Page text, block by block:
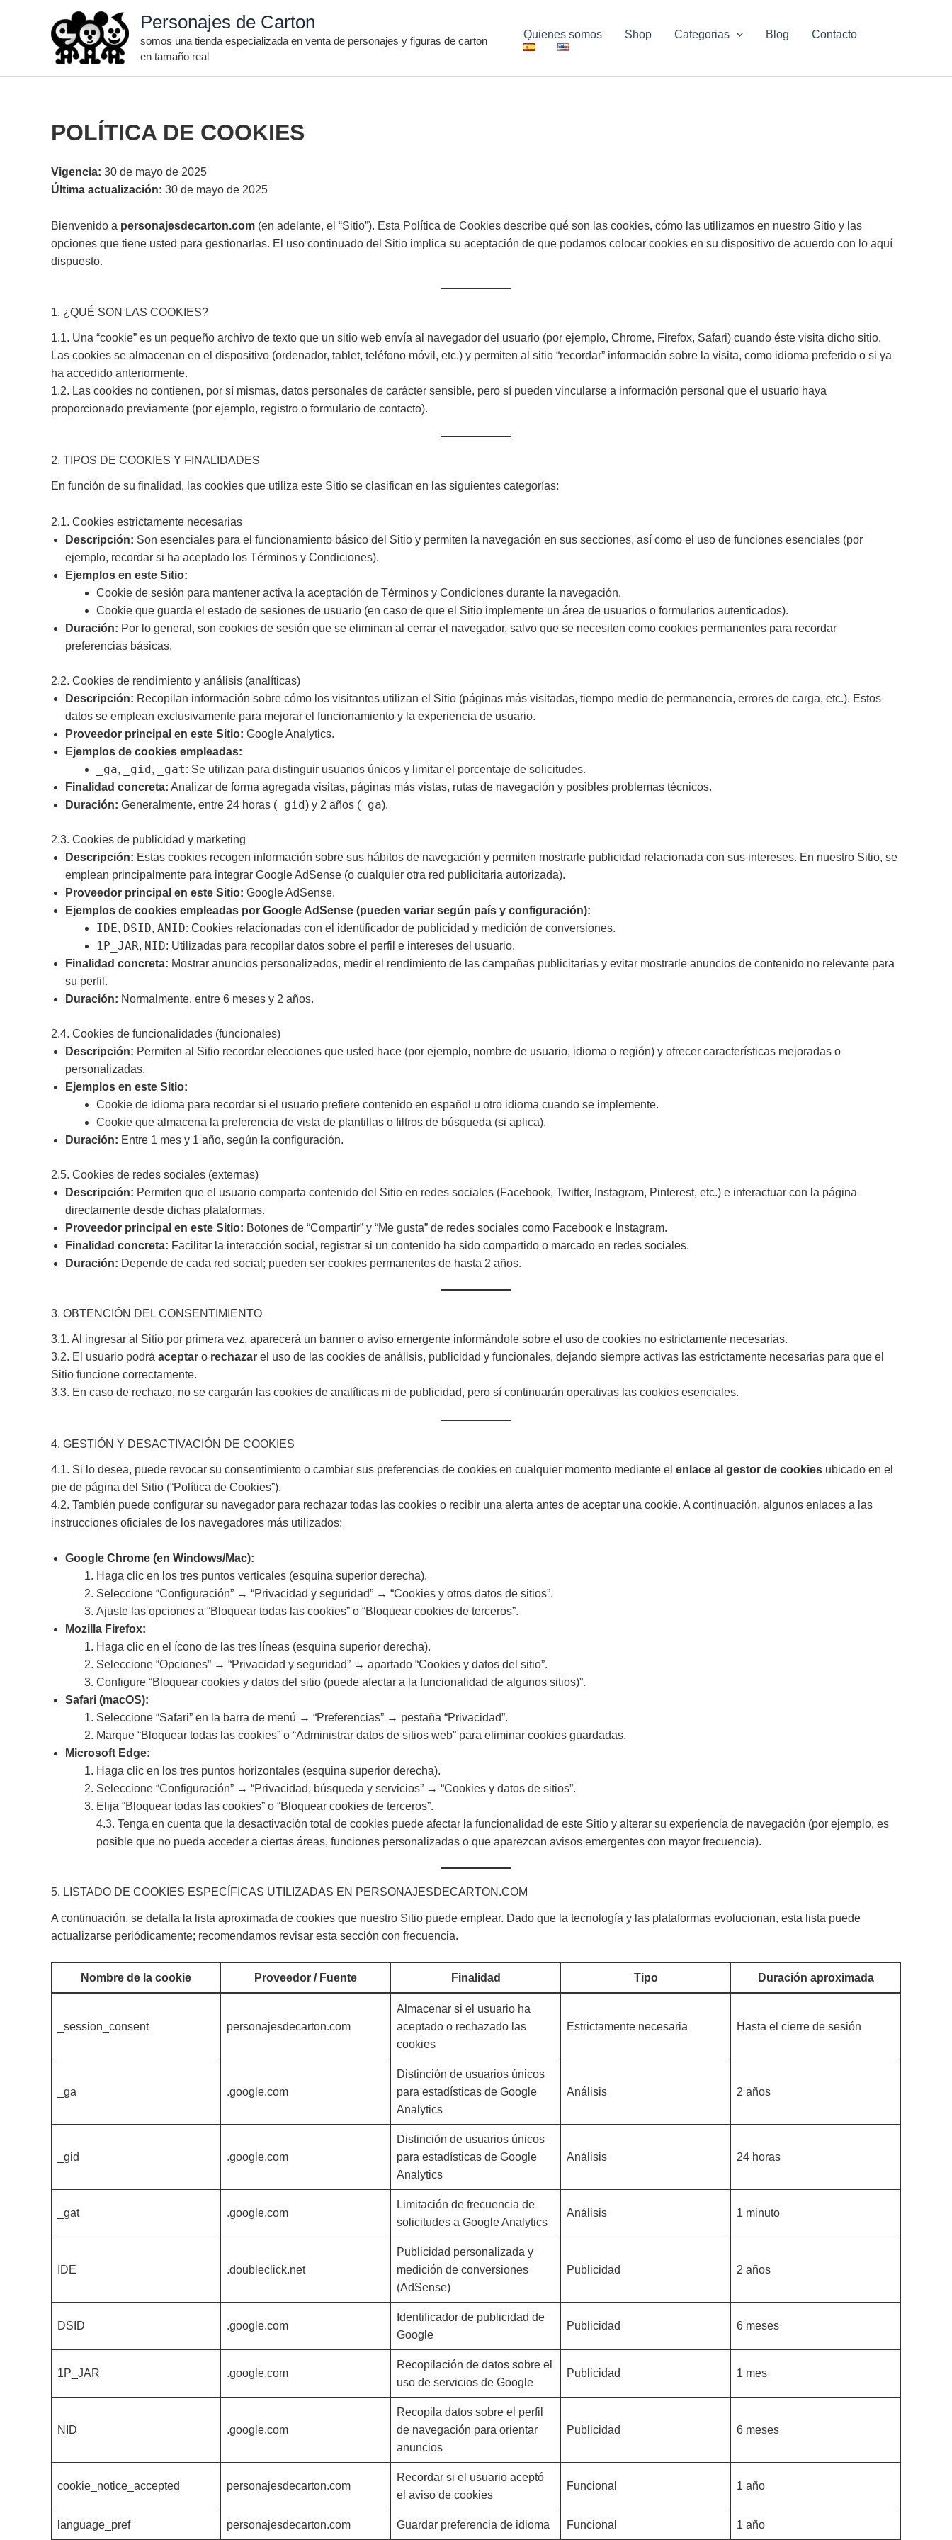
Personajes de Carton
somos una tienda especializada en venta de personajes y figuras de carton
en tamaño real
Quienes somos Shop Categorias Blog Contacto
POLÍTICA DE COOKIES
Vigencia: 30 de mayo de 2025
Última actualización: 30 de mayo de 2025
Bienvenido a personajesdecarton.com (en adelante, el “Sitio”). Esta Política de Cookies describe qué son las cookies, cómo las utilizamos en nuestro Sitio y las
opciones que tiene usted para gestionarlas. El uso continuado del Sitio implica su aceptación de que podamos colocar cookies en su dispositivo de acuerdo con lo aquí
dispuesto.
1. ¿QUÉ SON LAS COOKIES?
1.1. Una “cookie” es un pequeño archivo de texto que un sitio web envía al navegador del usuario (por ejemplo, Chrome, Firefox, Safari) cuando éste visita dicho sitio.
Las cookies se almacenan en el dispositivo (ordenador, tablet, teléfono móvil, etc.) y permiten al sitio “recordar” información sobre la visita, como idioma preferido o si ya
ha accedido anteriormente.
1.2. Las cookies no contienen, por sí mismas, datos personales de carácter sensible, pero sí pueden vincularse a información personal que el usuario haya
proporcionado previamente (por ejemplo, registro o formulario de contacto).
2. TIPOS DE COOKIES Y FINALIDADES
En función de su finalidad, las cookies que utiliza este Sitio se clasifican en las siguientes categorías:
2.1. Cookies estrictamente necesarias
Descripción: Son esenciales para el funcionamiento básico del Sitio y permiten la navegación en sus secciones, así como el uso de funciones esenciales (por
ejemplo, recordar si ha aceptado los Términos y Condiciones).
Ejemplos en este Sitio:
Cookie de sesión para mantener activa la aceptación de Términos y Condiciones durante la navegación.
Cookie que guarda el estado de sesiones de usuario (en caso de que el Sitio implemente un área de usuarios o formularios autenticados).
Duración: Por lo general, son cookies de sesión que se eliminan al cerrar el navegador, salvo que se necesiten como cookies permanentes para recordar
preferencias básicas.
2.2. Cookies de rendimiento y análisis (analíticas)
Descripción: Recopilan información sobre cómo los visitantes utilizan el Sitio (páginas más visitadas, tiempo medio de permanencia, errores de carga, etc.). Estos
datos se emplean exclusivamente para mejorar el funcionamiento y la experiencia de usuario.
Proveedor principal en este Sitio: Google Analytics.
Ejemplos de cookies empleadas:
_ga, _gid, _gat: Se utilizan para distinguir usuarios únicos y limitar el porcentaje de solicitudes.
Finalidad concreta: Analizar de forma agregada visitas, páginas más vistas, rutas de navegación y posibles problemas técnicos.
Duración: Generalmente, entre 24 horas ( _gid) y 2 años ( _ga).
2.3. Cookies de publicidad y marketing
Descripción: Estas cookies recogen información sobre sus hábitos de navegación y permiten mostrarle publicidad relacionada con sus intereses. En nuestro Sitio, se
emplean principalmente para integrar Google AdSense (o cualquier otra red publicitaria autorizada).
Proveedor principal en este Sitio: Google AdSense.
Ejemplos de cookies empleadas por Google AdSense (pueden variar según país y configuración):
IDE, DSID, ANID: Cookies relacionadas con el identificador de publicidad y medición de conversiones.
1P_JAR, NID: Utilizadas para recopilar datos sobre el perfil e intereses del usuario.
Finalidad concreta: Mostrar anuncios personalizados, medir el rendimiento de las campañas publicitarias y evitar mostrarle anuncios de contenido no relevante para
su perfil.
Duración: Normalmente, entre 6 meses y 2 años.
2.4. Cookies de funcionalidades (funcionales)
Descripción: Permiten al Sitio recordar elecciones que usted hace (por ejemplo, nombre de usuario, idioma o región) y ofrecer características mejoradas o
personalizadas.
Ejemplos en este Sitio:
Cookie de idioma para recordar si el usuario prefiere contenido en español u otro idioma cuando se implemente.
Cookie que almacena la preferencia de vista de plantillas o filtros de búsqueda (si aplica).
Duración: Entre 1 mes y 1 año, según la configuración.
2.5. Cookies de redes sociales (externas)
Descripción: Permiten que el usuario comparta contenido del Sitio en redes sociales (Facebook, Twitter, Instagram, Pinterest, etc.) e interactuar con la página
directamente desde dichas plataformas.
Proveedor principal en este Sitio: Botones de “Compartir” y “Me gusta” de redes sociales como Facebook e Instagram.
Finalidad concreta: Facilitar la interacción social, registrar si un contenido ha sido compartido o marcado en redes sociales.
Duración: Depende de cada red social; pueden ser cookies permanentes de hasta 2 años.
3. OBTENCIÓN DEL CONSENTIMIENTO
3.1. Al ingresar al Sitio por primera vez, aparecerá un banner o aviso emergente informándole sobre el uso de cookies no estrictamente necesarias.
3.2. El usuario podrá aceptar o rechazar el uso de las cookies de análisis, publicidad y funcionales, dejando siempre activas las estrictamente necesarias para que el
Sitio funcione correctamente.
3.3. En caso de rechazo, no se cargarán las cookies de analíticas ni de publicidad, pero sí continuarán operativas las cookies esenciales.
4. GESTIÓN Y DESACTIVACIÓN DE COOKIES
4.1. Si lo desea, puede revocar su consentimiento o cambiar sus preferencias de cookies en cualquier momento mediante el enlace al gestor de cookies ubicado en el
pie de página del Sitio (“Política de Cookies”).
4.2. También puede configurar su navegador para rechazar todas las cookies o recibir una alerta antes de aceptar una cookie. A continuación, algunos enlaces a las
instrucciones oficiales de los navegadores más utilizados:
Google Chrome (en Windows/Mac):
Haga clic en los tres puntos verticales (esquina superior derecha).
Seleccione “Configuración” → “Privacidad y seguridad” → “Cookies y otros datos de sitios”.
Ajuste las opciones a “Bloquear todas las cookies” o “Bloquear cookies de terceros”.
Mozilla Firefox:
Haga clic en el ícono de las tres líneas (esquina superior derecha).
Seleccione “Opciones” → “Privacidad y seguridad” → apartado “Cookies y datos del sitio”.
Configure “Bloquear cookies y datos del sitio (puede afectar a la funcionalidad de algunos sitios)”.
Safari (macOS):
Seleccione “Safari” en la barra de menú → “Preferencias” → pestaña “Privacidad”.
Marque “Bloquear todas las cookies” o “Administrar datos de sitios web” para eliminar cookies guardadas.
Microsoft Edge:
Haga clic en los tres puntos horizontales (esquina superior derecha).
Seleccione “Configuración” → “Privacidad, búsqueda y servicios” → “Cookies y datos de sitios”.
Elija “Bloquear todas las cookies” o “Bloquear cookies de terceros”.
4.3. Tenga en cuenta que la desactivación total de cookies puede afectar la funcionalidad de este Sitio y alterar su experiencia de navegación (por ejemplo, es
posible que no pueda acceder a ciertas áreas, funciones personalizadas o que aparezcan avisos emergentes con mayor frecuencia).
5. LISTADO DE COOKIES ESPECÍFICAS UTILIZADAS EN PERSONAJESDECARTON.COM
A continuación, se detalla la lista aproximada de cookies que nuestro Sitio puede emplear. Dado que la tecnología y las plataformas evolucionan, esta lista puede
actualizarse periódicamente; recomendamos revisar esta sección con frecuencia.
Nombre de la cookie Proveedor / Fuente Finalidad Tipo Duración aproximada
_session_consent personajesdecarton.com
Almacenar si el usuario ha
aceptado o rechazado las
cookies
Estrictamente necesaria Hasta el cierre de sesión
_ga .google.com
Distinción de usuarios únicos
para estadísticas de Google
Analytics
Análisis 2 años
_gid .google.com
Distinción de usuarios únicos
para estadísticas de Google
Analytics
Análisis 24 horas
_gat .google.com
Limitación de frecuencia de
solicitudes a Google Analytics
Análisis 1 minuto
IDE .doubleclick.net
Publicidad personalizada y
medición de conversiones
(AdSense)
Publicidad 2 años
DSID .google.com
Identificador de publicidad de
Google
Publicidad 6 meses
1P_JAR .google.com
Recopilación de datos sobre el
uso de servicios de Google
Publicidad 1 mes
NID .google.com
Recopila datos sobre el perfil
de navegación para orientar
anuncios
Publicidad 6 meses
cookie_notice_accepted personajesdecarton.com
Recordar si el usuario aceptó
el aviso de cookies
Funcional 1 año
language_pref personajesdecarton.com Guardar preferencia de idioma Funcional 1 año